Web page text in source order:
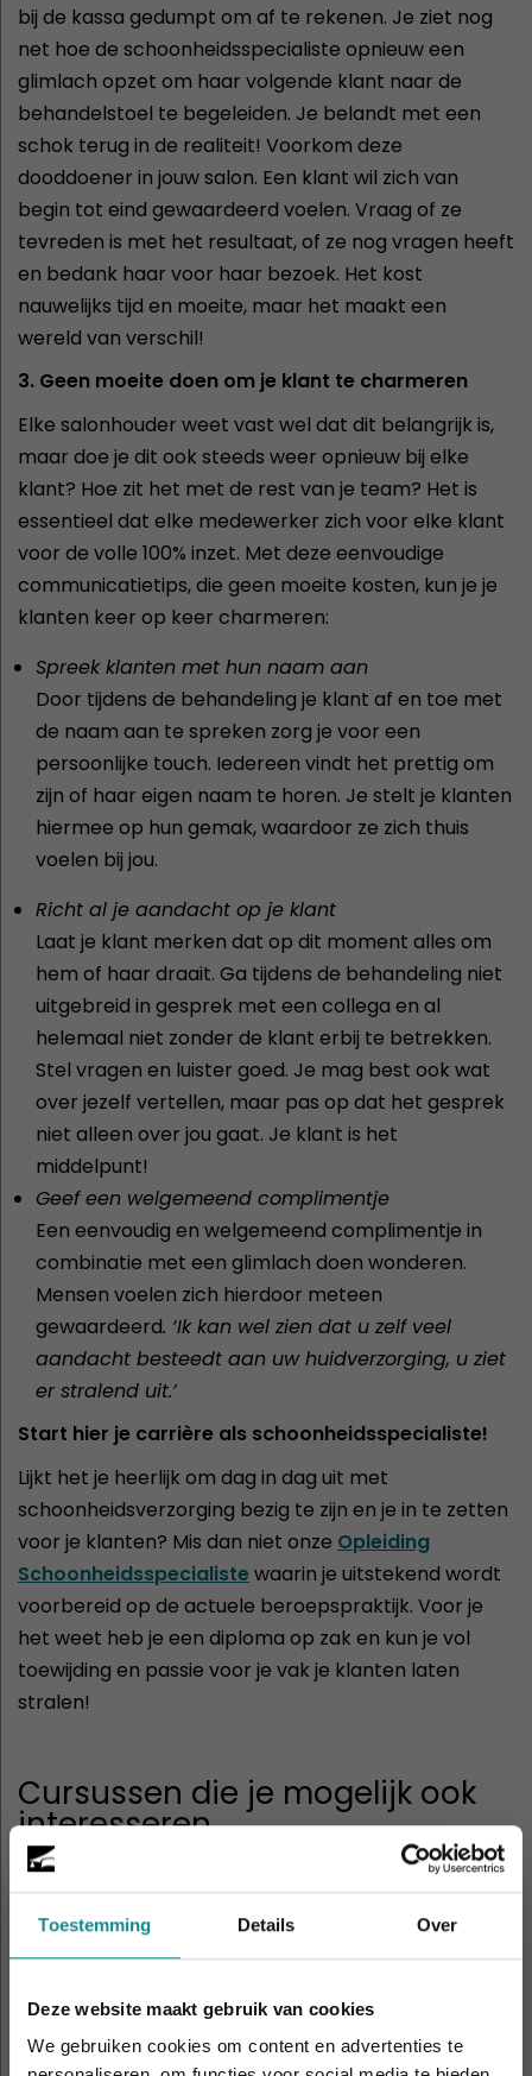
Toestemming Details Over
Deze website maakt gebruik van cookies
We gebruiken cookies om content en advertenties te
bij de kassa gedumpt om af te rekenen. Je ziet nog
net hoe de schoonheidsspecialiste opnieuw een
glimlach opzet om haar volgende klant naar de
behandelstoel te begeleiden. Je belandt met een
schok terug in de realiteit! Voorkom deze
dooddoener in jouw salon. Een klant wil zich van
begin tot eind gewaardeerd voelen. Vraag of ze
tevreden is met het resultaat, of ze nog vragen heeft
en bedank haar voor haar bezoek. Het kost
nauwelijks tijd en moeite, maar het maakt een
wereld van verschil!
3. Geen moeite doen om je klant te charmeren
Elke salonhouder weet vast wel dat dit belangrijk is,
maar doe je dit ook steeds weer opnieuw bij elke
klant? Hoe zit het met de rest van je team? Het is
essentieel dat elke medewerker zich voor elke klant
voor de volle 100% inzet. Met deze eenvoudige
communicatietips, die geen moeite kosten, kun je je
klanten keer op keer charmeren:
Spreek klanten met hun naam aan
Door tijdens de behandeling je klant af en toe met
de naam aan te spreken zorg je voor een
persoonlijke touch. Iedereen vindt het prettig om
zijn of haar eigen naam te horen. Je stelt je klanten
hiermee op hun gemak, waardoor ze zich thuis
voelen bij jou.
Richt al je aandacht op je klant
Laat je klant merken dat op dit moment alles om
hem of haar draait. Ga tijdens de behandeling niet
uitgebreid in gesprek met een collega en al
helemaal niet zonder de klant erbij te betrekken.
Stel vragen en luister goed. Je mag best ook wat
over jezelf vertellen, maar pas op dat het gesprek
niet alleen over jou gaat. Je klant is het
middelpunt!
Geef een welgemeend complimentje
Een eenvoudig en welgemeend complimentje in
combinatie met een glimlach doen wonderen.
Mensen voelen zich hierdoor meteen
gewaardeerd. ‘Ik kan wel zien dat u zelf veel
aandacht besteedt aan uw huidverzorging, u ziet
er stralend uit.’
Start hier je carrière als schoonheidsspecialiste!
Lijkt het je heerlijk om dag in dag uit met
schoonheidsverzorging bezig te zijn en je in te zetten
voor je klanten? Mis dan niet onze Opleiding
Schoonheidsspecialistewaarin je uitstekend wordt
voorbereid op de actuele beroepspraktijk. Voor je
het weet heb je een diploma op zak en kun je vol
toewijding en passie voor je vak je klanten laten
stralen!
Cursussen die je mogelijk ook
interesseren